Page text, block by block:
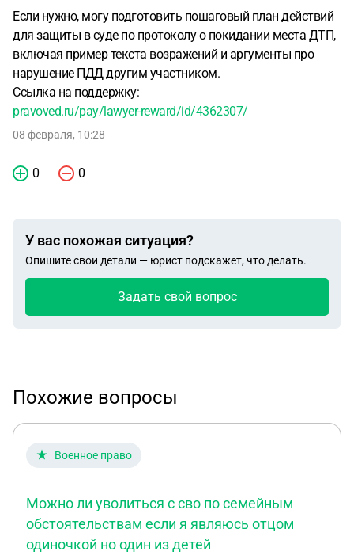
Если нужно, могу подготовить пошаговый план действий
для защиты в суде по протоколу о покидании места ДТП,
включая пример текста возражений и аргументы про
нарушение ПДД другим участником.
Ссылка на поддержку:
pravoved.ru/pay/lawyer-reward/id/4362307/
08 февраля, 10:28
0 0
У вас похожая ситуация?
Опишите свои детали — юрист подскажет, что делать.
Задать свой вопрос
Похожие вопросы
Военное право
Можно ли уволиться с сво по семейным
обстоятельствам если я являюсь отцом
одиночкой но один из детей